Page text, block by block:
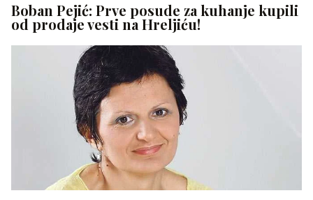
Boban Pejić: Prve posude za kuhanje kupili
od prodaje vesti na Hreljiću!